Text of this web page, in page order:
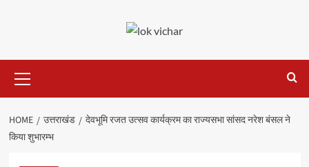
Menu
HOME उत्तराखंड
देवभूमि रजत उत्सव कार्यक्रम का राज्यसभा सांसद नरेश बंसल ने
किया शुभारम्भ